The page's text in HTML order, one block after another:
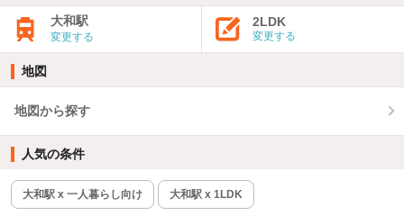
大和駅
変更する
2LDK
変更する
地図
地図から探す
人気の条件
大和駅 x 一人暮らし向け 大和駅 x 1LDK